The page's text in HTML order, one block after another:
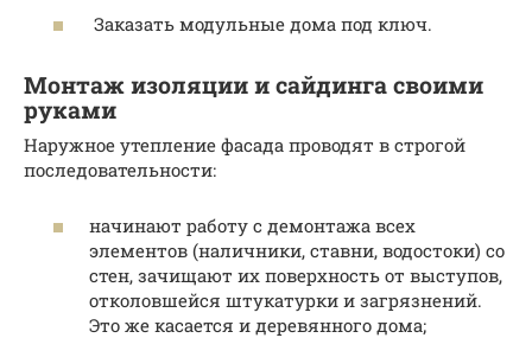
Заказать модульные дома под ключ.
Монтаж изоляции и сайдинга своими
руками
Наружное утепление фасада проводят в строгой
последовательности:
начинают работу с демонтажа всех
элементов (наличники, ставни, водостоки) со
стен, зачищают их поверхность от выступов,
отколовшейся штукатурки и загрязнений.
Это же касается и деревянного дома;